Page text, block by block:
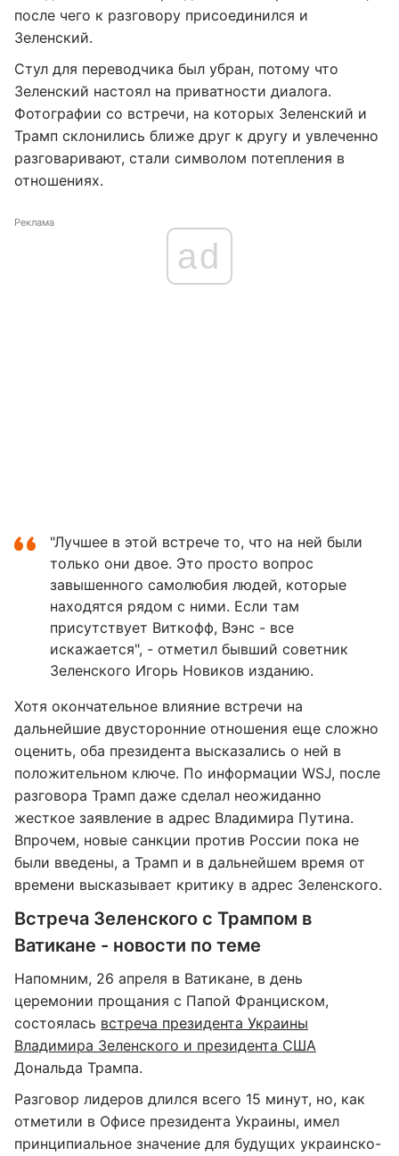
после чего к разговору присоединился и
Зеленский.
Стул для переводчика был убран, потому что
Зеленский настоял на приватности диалога.
Фотографии со встречи, на которых Зеленский и
Трамп склонились ближе друг к другу и увлеченно
разговаривают, стали символом потепления в
отношениях.
Реклама
ad
"Лучшее в этой встрече то, что на ней были
только они двое. Это просто вопрос
завышенного самолюбия людей, которые
находятся рядом с ними. Если там
присутствует Виткофф, Вэнс - все
искажается", - отметил бывший советник
Зеленского Игорь Новиков изданию.
Хотя окончательное влияние встречи на
дальнейшие двусторонние отношения еще сложно
оценить, оба президента высказались о ней в
положительном ключе. По информации WSJ, после
разговора Трамп даже сделал неожиданно
жесткое заявление в адрес Владимира Путина.
Впрочем, новые санкции против России пока не
были введены, а Трамп и в дальнейшем время от
времени высказывает критику в адрес Зеленского.
Встреча Зеленского с Трампом в
Ватикане - новости по теме
Напомним, 26 апреля в Ватикане, в день
церемонии прощания с Папой Франциском,
состоялась встреча президента Украины
Владимира Зеленского и президента США
Дональда Трампа.
Разговор лидеров длился всего 15 минут, но, как
отметили в Офисе президента Украины, имел
принципиальное значение для будущих украинско-